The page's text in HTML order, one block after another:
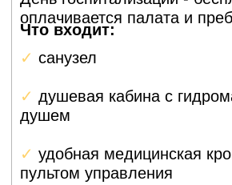
ослабился, сломался или вызвал инфекцию.
Операция сложнее, чем первичная, потому что
кость уже повреждена и нужно устанавливать
Ревизионное (повторное)
эндопротезирование
плечевого сустава
Реверсивное